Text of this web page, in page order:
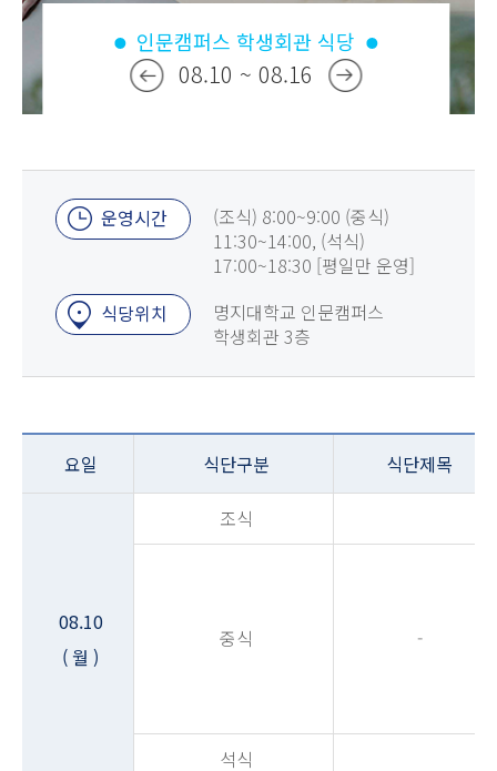
인문캠퍼스 학생회관 식당
08.10 ~ 08.16
운영시간
(조식) 8:00~9:00 (중식)
11:30~14:00, (석식)
17:00~18:30 [평일만 운영]
식당위치
명지대학교 인문캠퍼스
학생회관 3층
요일 식단구분 식단제목
08.10
( 월 )
조식
중식 -
석식